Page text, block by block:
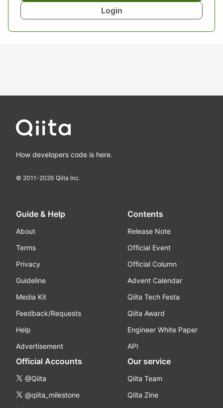
Login
How developers code is here.
© 2011-2026 Qiita Inc.
Guide & Help
About
Terms
Privacy
Guideline
Media Kit
Feedback/Requests
Help
Advertisement
Contents
Release Note
Official Event
Official Column
Advent Calendar
Qiita Tech Festa
Qiita Award
Engineer White Paper
API
Official Accounts
@Qiita
@qiita_milestone
Our service
Qiita Team
Qiita Zine